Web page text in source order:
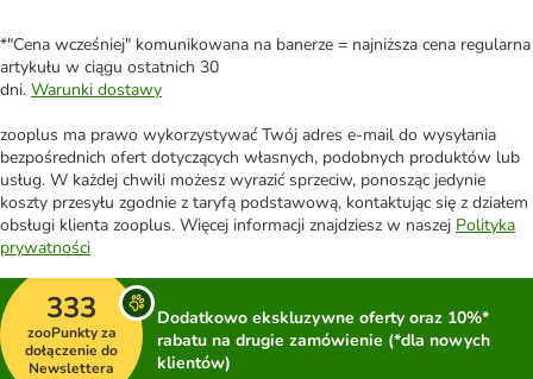
*"Cena wcześniej" komunikowana na banerze = najniższa cena regularna
artykułu w ciągu ostatnich 30
dni. Warunki dostawy
zooplus ma prawo wykorzystywać Twój adres e-mail do wysyłania
bezpośrednich ofert dotyczących własnych, podobnych produktów lub
usług. W każdej chwili możesz wyrazić sprzeciw, ponosząc jedynie
koszty przesyłu zgodnie z taryfą podstawową, kontaktując się z działem
obsługi klienta zooplus. Więcej informacji znajdziesz w naszej Polityka
prywatności
333
zooPunkty za
dołączenie do
Newslettera
Dodatkowo ekskluzywne oferty oraz 10%*
rabatu na drugie zamówienie (*dla nowych
klientów)